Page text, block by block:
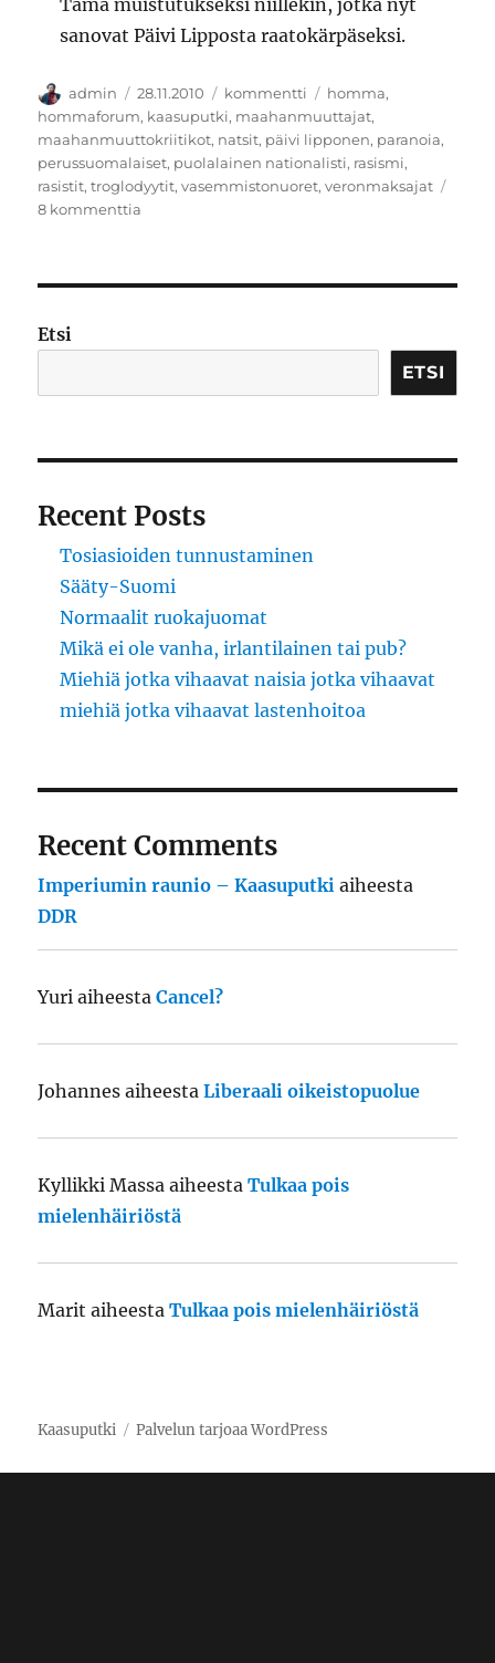
Tämä muistutukseksi niillekin, jotka nyt
sanovat Päivi Lipposta raatokärpäseksi.
Kirjoittaja
admin Julkaistu
28.11.2010 Kategoriat
kommentti Avainsanat
homma,
hommaforum, kaasuputki, maahanmuuttajat,
maahanmuuttokriitikot, natsit, päivi lipponen, paranoia,
perussuomalaiset, puolalainen nationalisti, rasismi,
rasistit,troglodyytit,vasemmistonuoret,veronmaksajat
8 kommenttia
Etsi
ETSI
Recent Posts
Tosiasioiden tunnustaminen
Sääty-Suomi
Normaalit ruokajuomat
Mikä ei ole vanha, irlantilainen tai pub?
Miehiä jotka vihaavat naisia jotka vihaavat
miehiä jotka vihaavat lastenhoitoa
Recent Comments
Imperiumin raunio – Kaasuputki aiheesta
DDR
Yuri aiheestaCancel?
Johannes aiheestaLiberaali oikeistopuolue
Kyllikki Massa aiheestaTulkaa pois
mielenhäiriöstä
Marit aiheestaTulkaa pois mielenhäiriöstä
Kaasuputki Palvelun tarjoaa WordPress